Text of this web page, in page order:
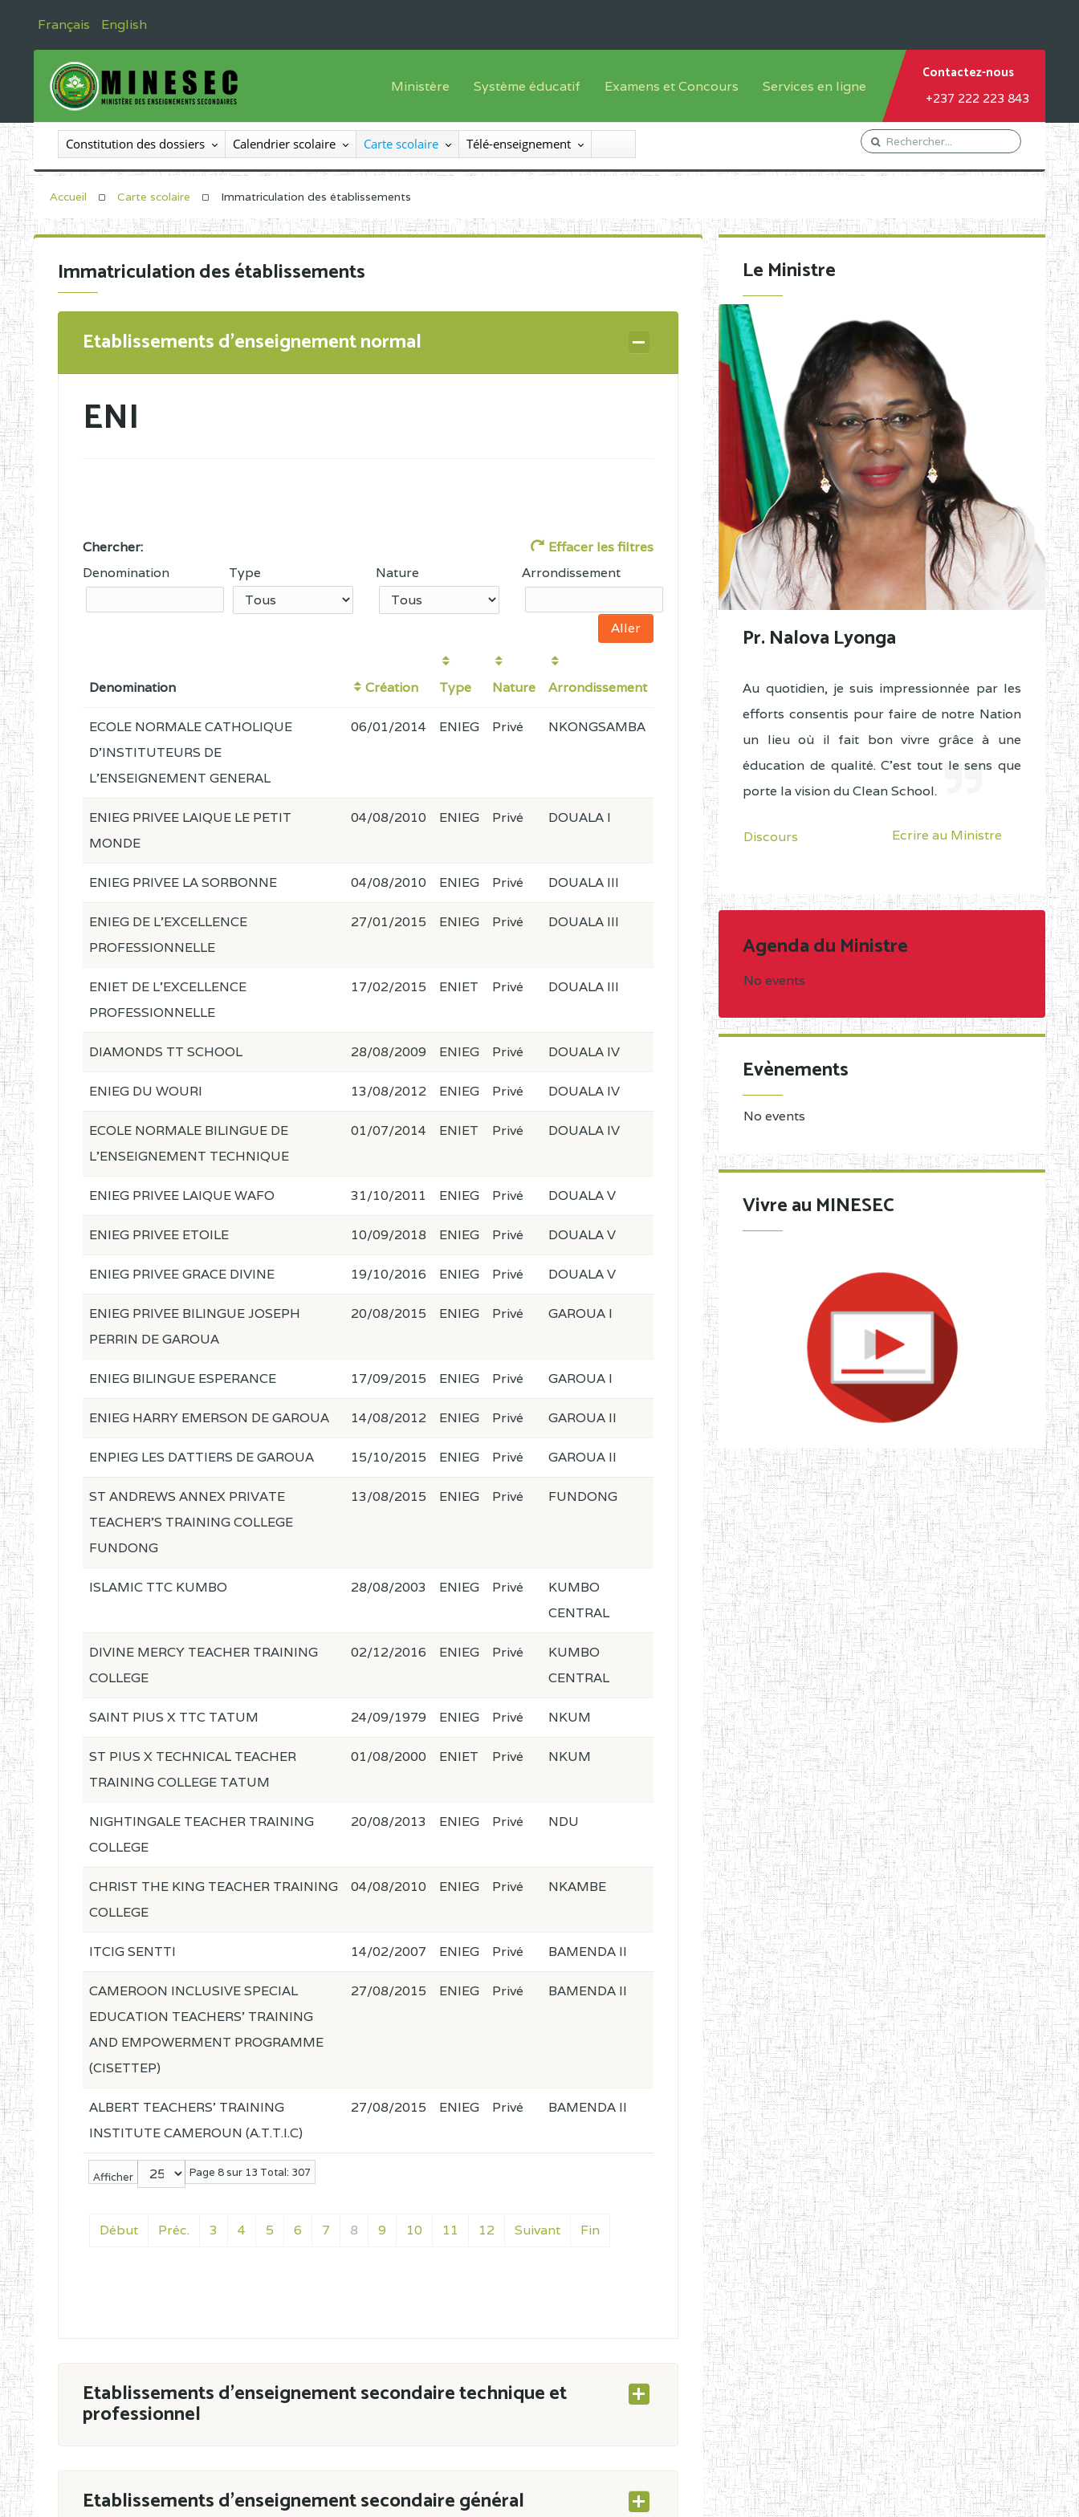
Français English
Ministère
Le Ministre
Le SEESEN
Inspection Générale des Enseignements
Organigramme
Système éducatif
Offre de formation
Sous système francophone
Progammes d'études
Examens et Concours
Inscriptions
Liste des candidats
Diplômes disponibles
Services en ligne
Orientation Conseil
Gestion du Personnel
Demande de subvention
Contactez-nous
+237 222 223 843
Constitution des dossiers Calendrier scolaire Carte scolaire Télé-enseignement
Accueil Carte scolaire Immatriculation des établissements
Immatriculation des établissements
Etablissements d'enseignement normal
ENI
Chercher:
Effacer les filtres
Denomination
Type Nature Arrondissement
Denomination Création Type Nature Arrondissement
Afficher Page 8 sur 13 Total: 307
Début Préc. 3 4 5 6 7 8 9 10 11 12 Suivant Fin
ECOLE NORMALE CATHOLIQUE
D'INSTITUTEURS DE
L'ENSEIGNEMENT GENERAL
06/01/2014 ENIEG Privé NKONGSAMBA
ENIEG PRIVEE LAIQUE LE PETIT
MONDE
04/08/2010 ENIEG Privé DOUALA I
ENIEG PRIVEE LA SORBONNE 04/08/2010 ENIEG Privé DOUALA III
ENIEG DE L'EXCELLENCE
PROFESSIONNELLE
27/01/2015 ENIEG Privé DOUALA III
ENIET DE L'EXCELLENCE
PROFESSIONNELLE
17/02/2015 ENIET Privé DOUALA III
DIAMONDS TT SCHOOL 28/08/2009 ENIEG Privé DOUALA IV
ENIEG DU WOURI 13/08/2012 ENIEG Privé DOUALA IV
ECOLE NORMALE BILINGUE DE
L'ENSEIGNEMENT TECHNIQUE
01/07/2014 ENIET Privé DOUALA IV
ENIEG PRIVEE LAIQUE WAFO 31/10/2011 ENIEG Privé DOUALA V
ENIEG PRIVEE ETOILE 10/09/2018 ENIEG Privé DOUALA V
ENIEG PRIVEE GRACE DIVINE 19/10/2016 ENIEG Privé DOUALA V
ENIEG PRIVEE BILINGUE JOSEPH
PERRIN DE GAROUA
20/08/2015 ENIEG Privé GAROUA I
ENIEG BILINGUE ESPERANCE 17/09/2015 ENIEG Privé GAROUA I
ENIEG HARRY EMERSON DE GAROUA 14/08/2012 ENIEG Privé GAROUA II
ENPIEG LES DATTIERS DE GAROUA 15/10/2015 ENIEG Privé GAROUA II
ST ANDREWS ANNEX PRIVATE
TEACHER'S TRAINING COLLEGE
FUNDONG
13/08/2015 ENIEG Privé FUNDONG
ISLAMIC TTC KUMBO 28/08/2003 ENIEG Privé
KUMBO
CENTRAL
DIVINE MERCY TEACHER TRAINING
COLLEGE
02/12/2016 ENIEG Privé
KUMBO
CENTRAL
SAINT PIUS X TTC TATUM 24/09/1979 ENIEG Privé NKUM
ST PIUS X TECHNICAL TEACHER
TRAINING COLLEGE TATUM
01/08/2000 ENIET Privé NKUM
NIGHTINGALE TEACHER TRAINING
COLLEGE
20/08/2013 ENIEG Privé NDU
CHRIST THE KING TEACHER TRAINING
COLLEGE
04/08/2010 ENIEG Privé NKAMBE
ITCIG SENTTI 14/02/2007 ENIEG Privé BAMENDA II
CAMEROON INCLUSIVE SPECIAL
EDUCATION TEACHERS' TRAINING
AND EMPOWERMENT PROGRAMME
(CISETTEP)
27/08/2015 ENIEG Privé BAMENDA II
ALBERT TEACHERS' TRAINING
INSTITUTE CAMEROUN (A.T.T.I.C)
27/08/2015 ENIEG Privé BAMENDA II
Etablissements d'enseignement secondaire technique et
professionnel
ESTP
Etablissements d'enseignement secondaire général
Le Ministre
Pr. Nalova Lyonga
Au quotidien, je suis impressionnée par les
efforts consentis pour faire de notre Nation
un lieu où il fait bon vivre grâce à une
éducation de qualité. C'est tout le sens que
porte la vision du Clean School.
Discours Ecrire au Ministre
Agenda du Ministre
No events
Evènements
No events
Vivre au MINESEC